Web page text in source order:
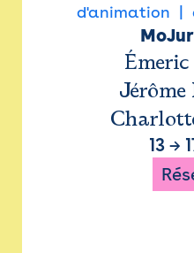
d'animation
13→